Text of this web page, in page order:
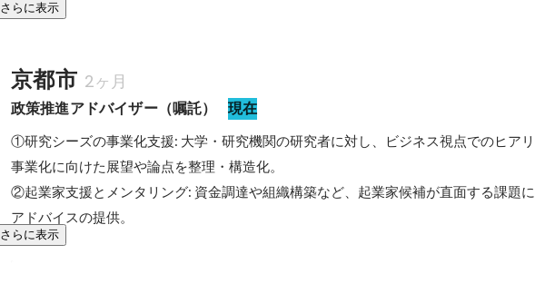
さらに表示
京都市 2ヶ月
政策推進アドバイザー（嘱託） 現在
①研究シーズの事業化支援: 大学・研究機関の研究者に対し、ビジネス視点でのヒア
事業化に向けた展望や論点を整理・構造化。
②起業家支援とメンタリング: 資金調達や組織構築など、起業家候補が直面する課題
アドバイスの提供。
さらに表示